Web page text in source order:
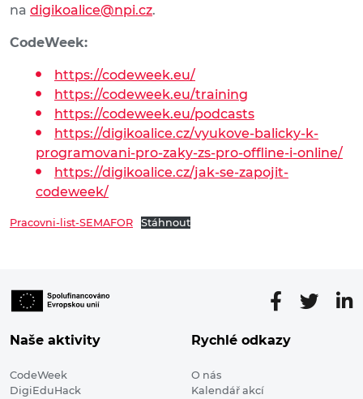
na digikoalice@npi.cz.
CodeWeek:
https://codeweek.eu/
https://codeweek.eu/training
https://codeweek.eu/podcasts
https://digikoalice.cz/vyukove-balicky-k-
programovani-pro-zaky-zs-pro-offline-i-online/
https://digikoalice.cz/jak-se-zapojit-
codeweek/
Pracovni-list-SEMAFOR Stáhnout
Naše aktivity
CodeWeek
DigiEduHack
Rychlé odkazy
O nás
Kalendář akcí